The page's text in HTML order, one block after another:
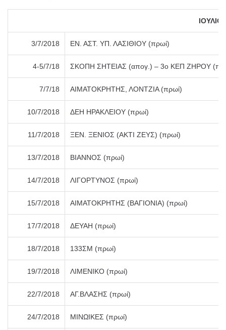
3/7/2018 ΕΝ. ΑΣΤ. ΥΠ. ΛΑΣΙΘΙΟΥ (πρωί)
4-5/7/18 ΣΚΟΠΗ ΣΗΤΕΙΑΣ (απογ.) – 3ο ΚΕΠ ΖΗΡΟΥ
7/7/18 ΑΙΜΑΤΟΚΡΗΤΗΣ, ΛΟΝΤΖΙΑ (πρωί)
10/7/2018 ΔΕΗ ΗΡΑΚΛΕΙΟΥ (πρωί)
11/7/2018 ΞΕΝ. ΞΕΝΙΟΣ (ΑΚΤΙ ΖΕΥΣ) (πρωί)
13/7/2018 ΒΙΑΝΝΟΣ (πρωί)
14/7/2018 ΛΙΓΟΡΤΥΝΟΣ (πρωί)
15/7/2018 ΑΙΜΑΤΟΚΡΗΤΗΣ (ΒΑΓΙΟΝΙΑ) (πρωί)
17/7/2018 ΔΕΥΑΗ (πρωί)
18/7/2018 133ΣΜ (πρωί)
19/7/2018 ΛΙΜΕΝΙΚΟ (πρωί)
22/7/2018 ΑΓ.ΒΛΑΣΗΣ (πρωί)
24/7/2018 ΜΙΝΩΙΚΕΣ (πρωί)